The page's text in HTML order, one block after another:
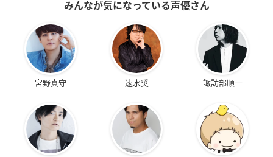
みんなが気になっている声優さん
宮野真守 速水奨 諏訪部順一